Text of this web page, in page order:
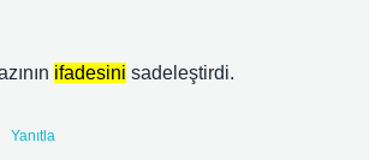
ifadesini sadeleştirdi.
Yanıtla